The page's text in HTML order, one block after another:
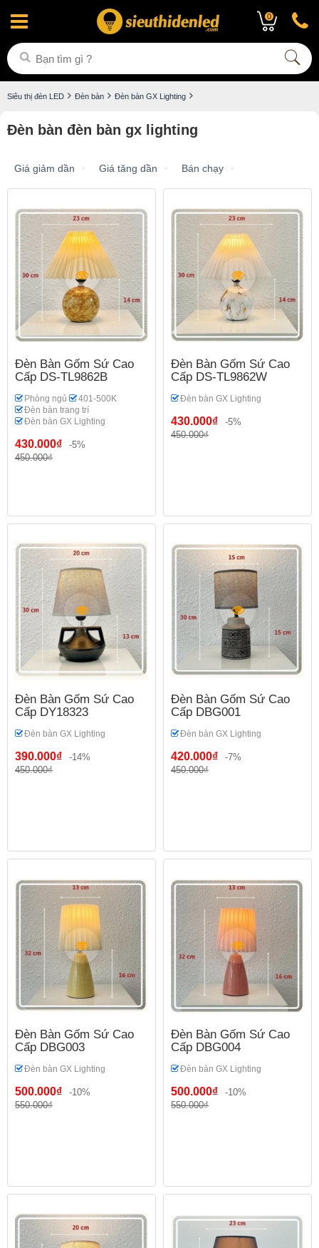
0
Siêu thị đèn LED Đèn bàn Đèn bàn GX Lighting
Đèn bàn đèn bàn gx lighting
Giá giảm dần Giá tăng dần Bán chạy
Đèn Bàn Gốm Sứ Cao
Cấp DS-TL9862B
Phòng ngủ
401-500K
Đèn bàn trang trí
Đèn bàn GX Lighting
430.000₫
-5%
450.000₫
Đèn Bàn Gốm Sứ Cao
Cấp DS-TL9862W
Đèn bàn GX Lighting
430.000₫
-5%
450.000₫
Đèn Bàn Gốm Sứ Cao
Cấp DY18323
Đèn bàn GX Lighting
390.000₫
-14%
450.000₫
Đèn Bàn Gốm Sứ Cao
Cấp DBG001
Đèn bàn GX Lighting
420.000₫
-7%
450.000₫
Đèn Bàn Gốm Sứ Cao
Cấp DBG003
Đèn bàn GX Lighting
500.000₫
-10%
550.000₫
Đèn Bàn Gốm Sứ Cao
Cấp DBG004
Đèn bàn GX Lighting
500.000₫
-10%
550.000₫